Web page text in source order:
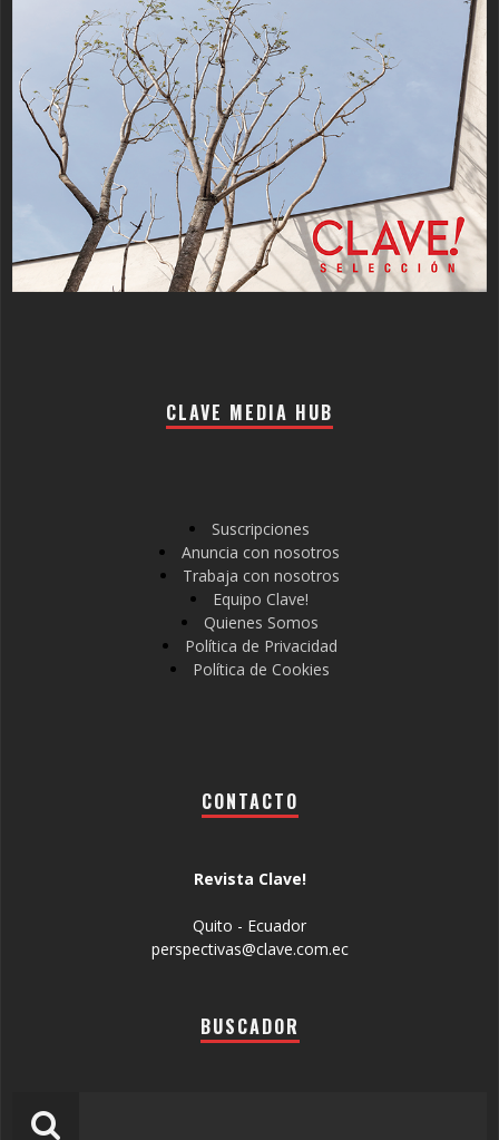
CLAVE MEDIA HUB
Suscripciones
Anuncia con nosotros
Trabaja con nosotros
Equipo Clave!
Quienes Somos
Política de Privacidad
Política de Cookies
CONTACTO
Revista Clave!
Quito - Ecuador
perspectivas@clave.com.ec
BUSCADOR